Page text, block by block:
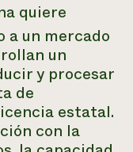
quiere
a un mercado
un
y procesar
de
estatal.
con la